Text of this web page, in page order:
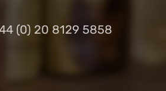
(0) 20 8129 5858